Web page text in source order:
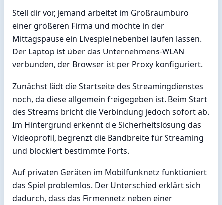
Stell dir vor, jemand arbeitet im Großraumbüro
einer größeren Firma und möchte in der
Mittagspause ein Livespiel nebenbei laufen lassen.
Der Laptop ist über das Unternehmens-WLAN
verbunden, der Browser ist per Proxy konfiguriert.
Zunächst lädt die Startseite des Streamingdienstes
noch, da diese allgemein freigegeben ist. Beim Start
des Streams bricht die Verbindung jedoch sofort ab.
Im Hintergrund erkennt die Sicherheitslösung das
Videoprofil, begrenzt die Bandbreite für Streaming
und blockiert bestimmte Ports.
Auf privaten Geräten im Mobilfunknetz funktioniert
das Spiel problemlos. Der Unterschied erklärt sich
dadurch, dass das Firmennetz neben einer